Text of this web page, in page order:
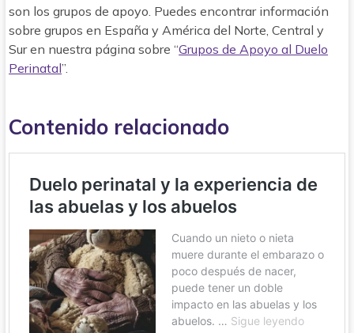
son los grupos de apoyo. Puedes encontrar información
sobre grupos en España y América del Norte, Central y
Sur en nuestra página sobre “Grupos de Apoyo al Duelo
Perinatal”.
Contenido relacionado